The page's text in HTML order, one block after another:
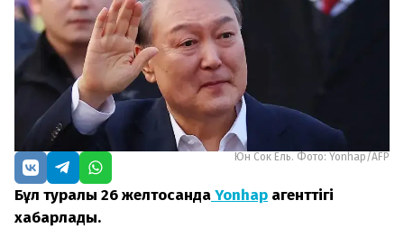
Юн Сок Ёль. Фото: Yonhap/AFP
Бұл туралы 26 желтоқсандаYonhap агенттігі
хабарлады.